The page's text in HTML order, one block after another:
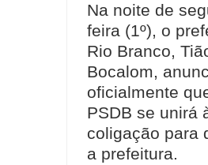
Na noite de
feira (1º), o
Rio Branco,
Bocalom,
oficialmente
PSDB se unirá
coligação para
a prefeitura.